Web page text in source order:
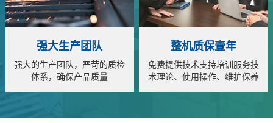
强大生产团队
强大的生产团队，严苛的质检
体系，确保产品质量
整机质保壹年
免费提供技术支持培训服务技
术理论、使用操作、维护保养